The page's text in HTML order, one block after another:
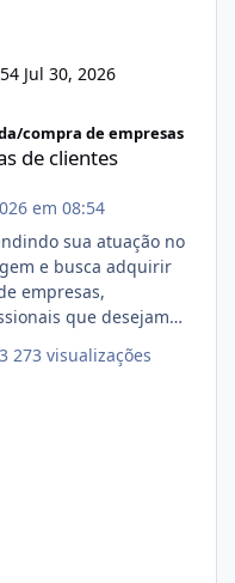
Jul 30, 2026
compra de empresas
de clientes
em 08:54
sua atuação no
e busca adquirir
empresas,
que desejam
clientes ativos de
273 visualizações